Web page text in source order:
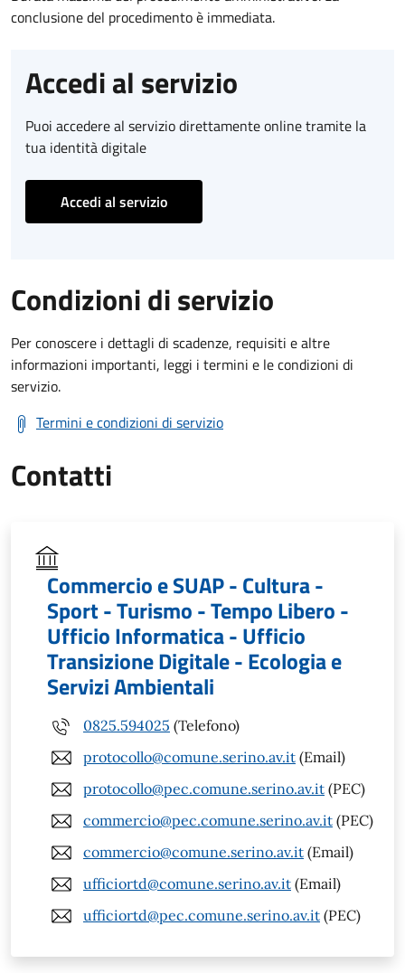
conclusione del procedimento è immediata.
Accedi al servizio
Puoi accedere al servizio direttamente online tramite la
tua identità digitale
Accedi al servizio
Condizioni di servizio
Per conoscere i dettagli di scadenze, requisiti e altre
informazioni importanti, leggi i termini e le condizioni di
servizio.
Termini e condizioni di servizio
Contatti
Commercio e SUAP - Cultura -
Sport - Turismo - Tempo Libero -
Ufficio Informatica - Ufficio
Transizione Digitale - Ecologia e
Servizi Ambientali
0825.594025 (Telefono)
protocollo@comune.serino.av.it (Email)
protocollo@pec.comune.serino.av.it (PEC)
commercio@pec.comune.serino.av.it (PEC)
commercio@comune.serino.av.it (Email)
ufficiortd@comune.serino.av.it (Email)
ufficiortd@pec.comune.serino.av.it (PEC)